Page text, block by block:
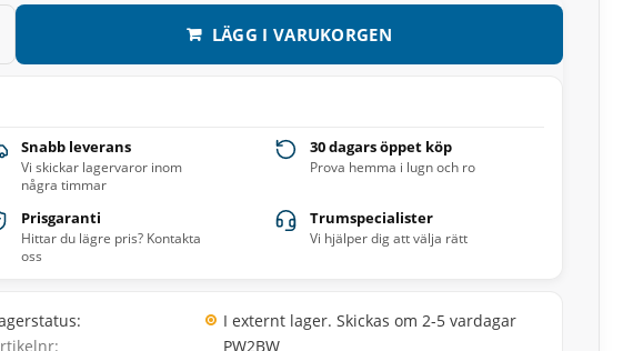
LÄGG I VARUKORGEN
Snabb leverans
Vi skickar lagervaror inom
några timmar
30 dagars öppet köp
Prova hemma i lugn och ro
Prisgaranti
Hittar du lägre pris? Kontakta
oss
Trumspecialister
Vi hjälper dig att välja rätt
I externt lager. Skickas om 2-5 vardagar
PW2BW